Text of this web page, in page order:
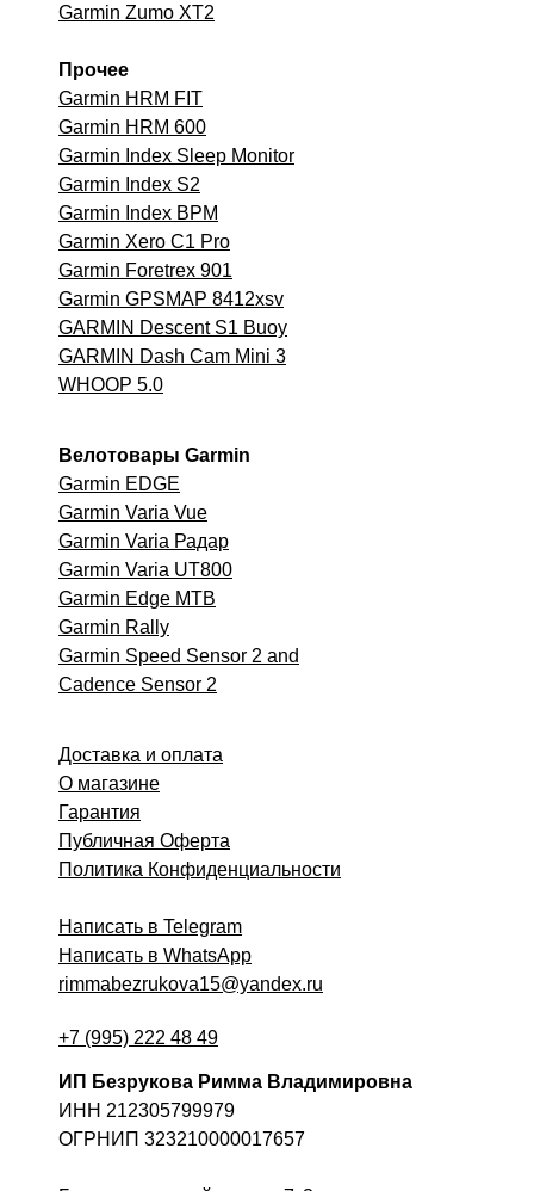
Доставка и оплата
О магазине
Гарантия
Публичная Оферта
Политика Конфиденциальности
Написать в Telegram
Написать в WhatsApp
rimmabezrukova15@yandex.ru
Garmin Zumo XT2
Прочее
Garmin HRM FIT
Garmin HRM 600
Garmin Index Sleep Monitor
Garmin Index S2
Garmin Index BPM
Garmin Xero C1 Pro
Garmin Foretrex 901
Garmin GPSMAP 8412xsv
GARMIN Descent S1 Buoy
GARMIN Dash Cam Mini 3
WHOOP 5.0
+7 (995) 222 48 49
ИП Безрукова Римма Владимировна
ИНН 212305799979
ОГРНИП 323210000017657
Велотовары Garmin
Garmin EDGE
Garmin Varia Vue
Garmin Varia Радар
Garmin Varia UT800
Garmin Edge MTB
Garmin Rally
Garmin Speed Sensor 2 and
Cadence Sensor 2